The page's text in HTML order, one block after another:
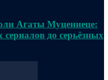
Агаты Муцениеце:
сериалов до серьёзных